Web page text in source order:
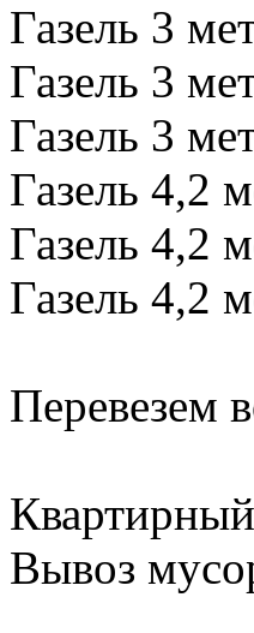
Газель 3
Газель 3
Газель 3
Газель 4,2
Газель 4,2
Газель 4,2
Перевезем
Вывоз